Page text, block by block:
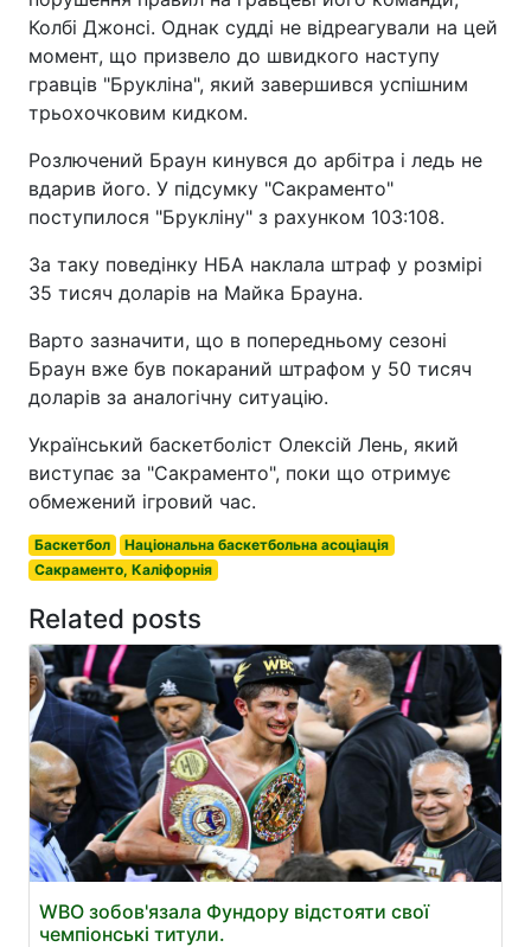
Колбі Джонсі. Однак судді не відреагували на цей
момент, що призвело до швидкого наступу
гравців "Брукліна", який завершився успішним
трьохочковим кидком.
Розлючений Браун кинувся до арбітра і ледь не
вдарив його. У підсумку "Сакраменто"
поступилося "Брукліну" з рахунком 103:108.
За таку поведінку НБА наклала штраф у розмірі
35 тисяч доларів на Майка Брауна.
Варто зазначити, що в попередньому сезоні
Браун вже був покараний штрафом у 50 тисяч
доларів за аналогічну ситуацію.
Український баскетболіст Олексій Лень, який
виступає за "Сакраменто", поки що отримує
обмежений ігровий час.
Баскетбол
Національна баскетбольна асоціація
Сакраменто, Каліфорнія
Related posts
WBO зобов'язала Фундору відстояти свої
чемпіонські титули.